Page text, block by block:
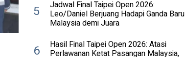
5 Jadwal Final Taipei Open 2026:
Leo/Daniel Berjuang Hadapi Ganda Baru
Malaysia demi Juara
6 Hasil Final Taipei Open 2026: Atasi
Perlawanan Ketat Pasangan Malaysia,